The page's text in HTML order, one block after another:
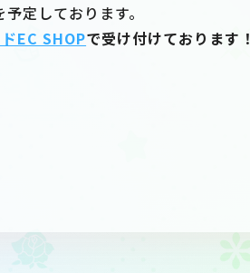
定しております。
EC SHOPで受け付けております！